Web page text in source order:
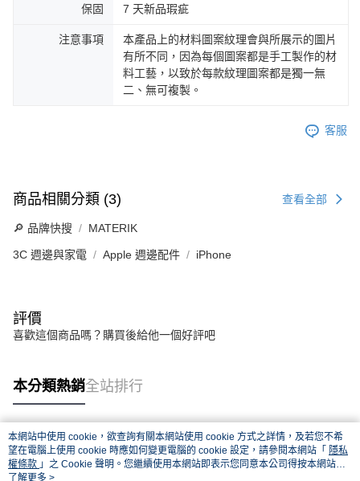
保固 7 天新品瑕疵
注意事項
本產品上的材料圖案紋理會與所展示的圖片
有所不同，因為每個圖案都是手工製作的材
料工藝，以致於每款紋理圖案都是獨一無
二、無可複製。
客服
商品相關分類 (3) 查看全部
🔎 品牌快搜 MATERIK
3C 週邊與家電 Apple 週邊配件 iPhone
評價
喜歡這個商品嗎？購買後給他一個好評吧
本分類熱銷全站排行
熱門標籤
本網站中使用 cookie，欲查詢有關本網站使用 cookie 方式之詳情，及若您不希
望在電腦上使用 cookie 時應如何變更電腦的 cookie 設定，請參閱本網站「 隱私
權條款 」之 Cookie 聲明。您繼續使用本網站即表示您同意本公司得按本網站使
用條款之 Cookie 聲明使用 cookie。
了解更多 >